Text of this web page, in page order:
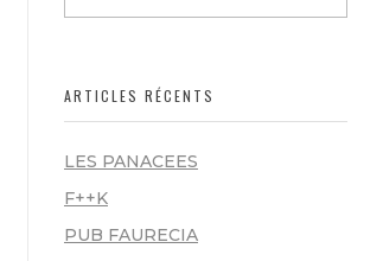
ARTICLES RÉCENTS
LES PANACEES
F++K
PUB FAURECIA